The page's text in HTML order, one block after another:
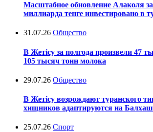
Масштабное обновление Алаколя
миллиарда тенге инвестировано в
31.07.26 Общество
В Жетісу за полгода произвели 47
105 тысяч тонн молока
29.07.26 Общество
В Жетісу возрождают туранского
хищников адаптируются на
25.07.26 Спорт